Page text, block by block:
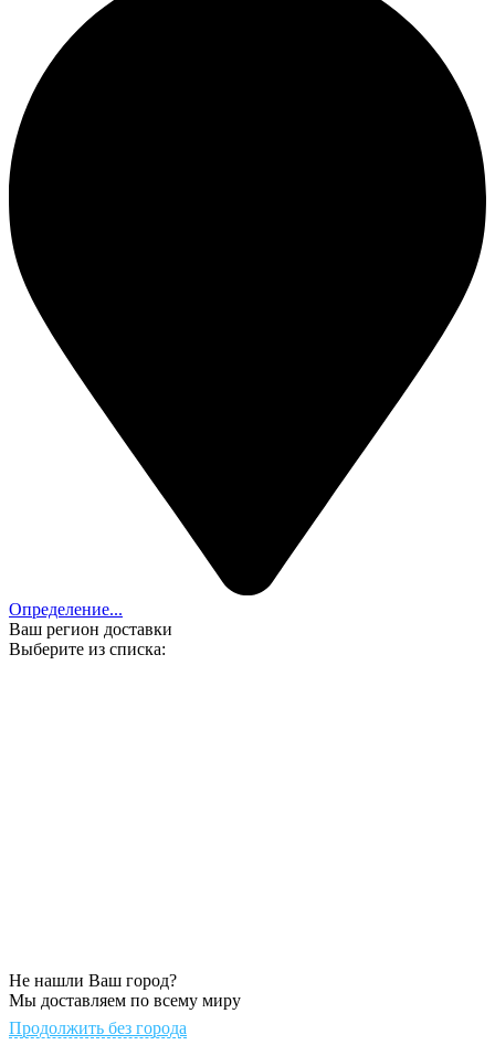
Определение...
Ваш регион доставки
Выберите из списка:
Не нашли Ваш город?
Мы доставляем по всему миру
Продолжить без города